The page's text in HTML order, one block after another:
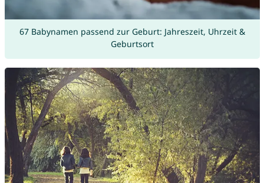
67 Babynamen passend zur Geburt: Jahreszeit, Uhrzeit &
Geburtsort